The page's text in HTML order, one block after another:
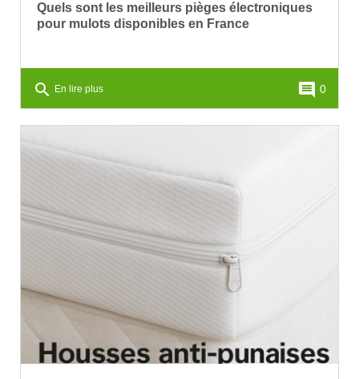
Quels sont les meilleurs pièges électroniques
pour mulots disponibles en France
search En lire plus comment 0